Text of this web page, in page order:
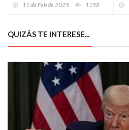
11 de Feb de 2025 1158
QUIZÁS TE INTERESE...